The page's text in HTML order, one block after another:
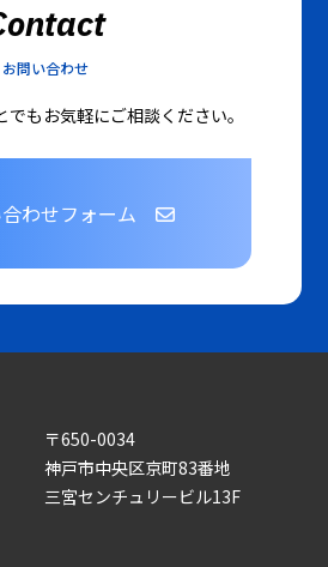
お問い合わせ
もお気軽にご相談ください。
わせフォーム
〒650-0034
神戸市中央区京町83番地
三宮センチュリービル13F